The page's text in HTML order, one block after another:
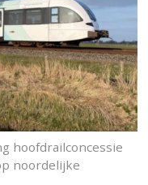
hoofdrailconcessie
noordelijke